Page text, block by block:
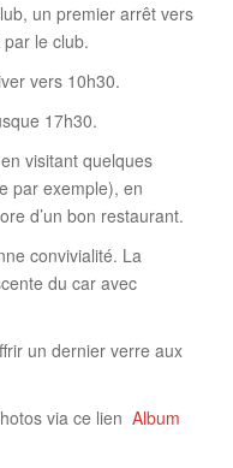
n
un premier arrêt vers
le club.
vers 10h30.
17h30.
visitant quelques
par exemple), en
d’un bon restaurant.
convivialité. La
du car avec
un dernier verre aux
via ce lien Album